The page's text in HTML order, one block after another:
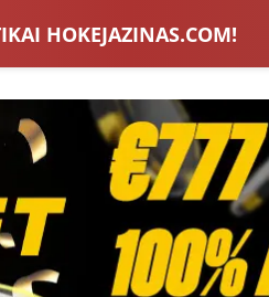
HOKEJAZINAS.COM!
IZLASE EIROPA
SIEVIEŠU HOKEJS BLOGI
BONUSI